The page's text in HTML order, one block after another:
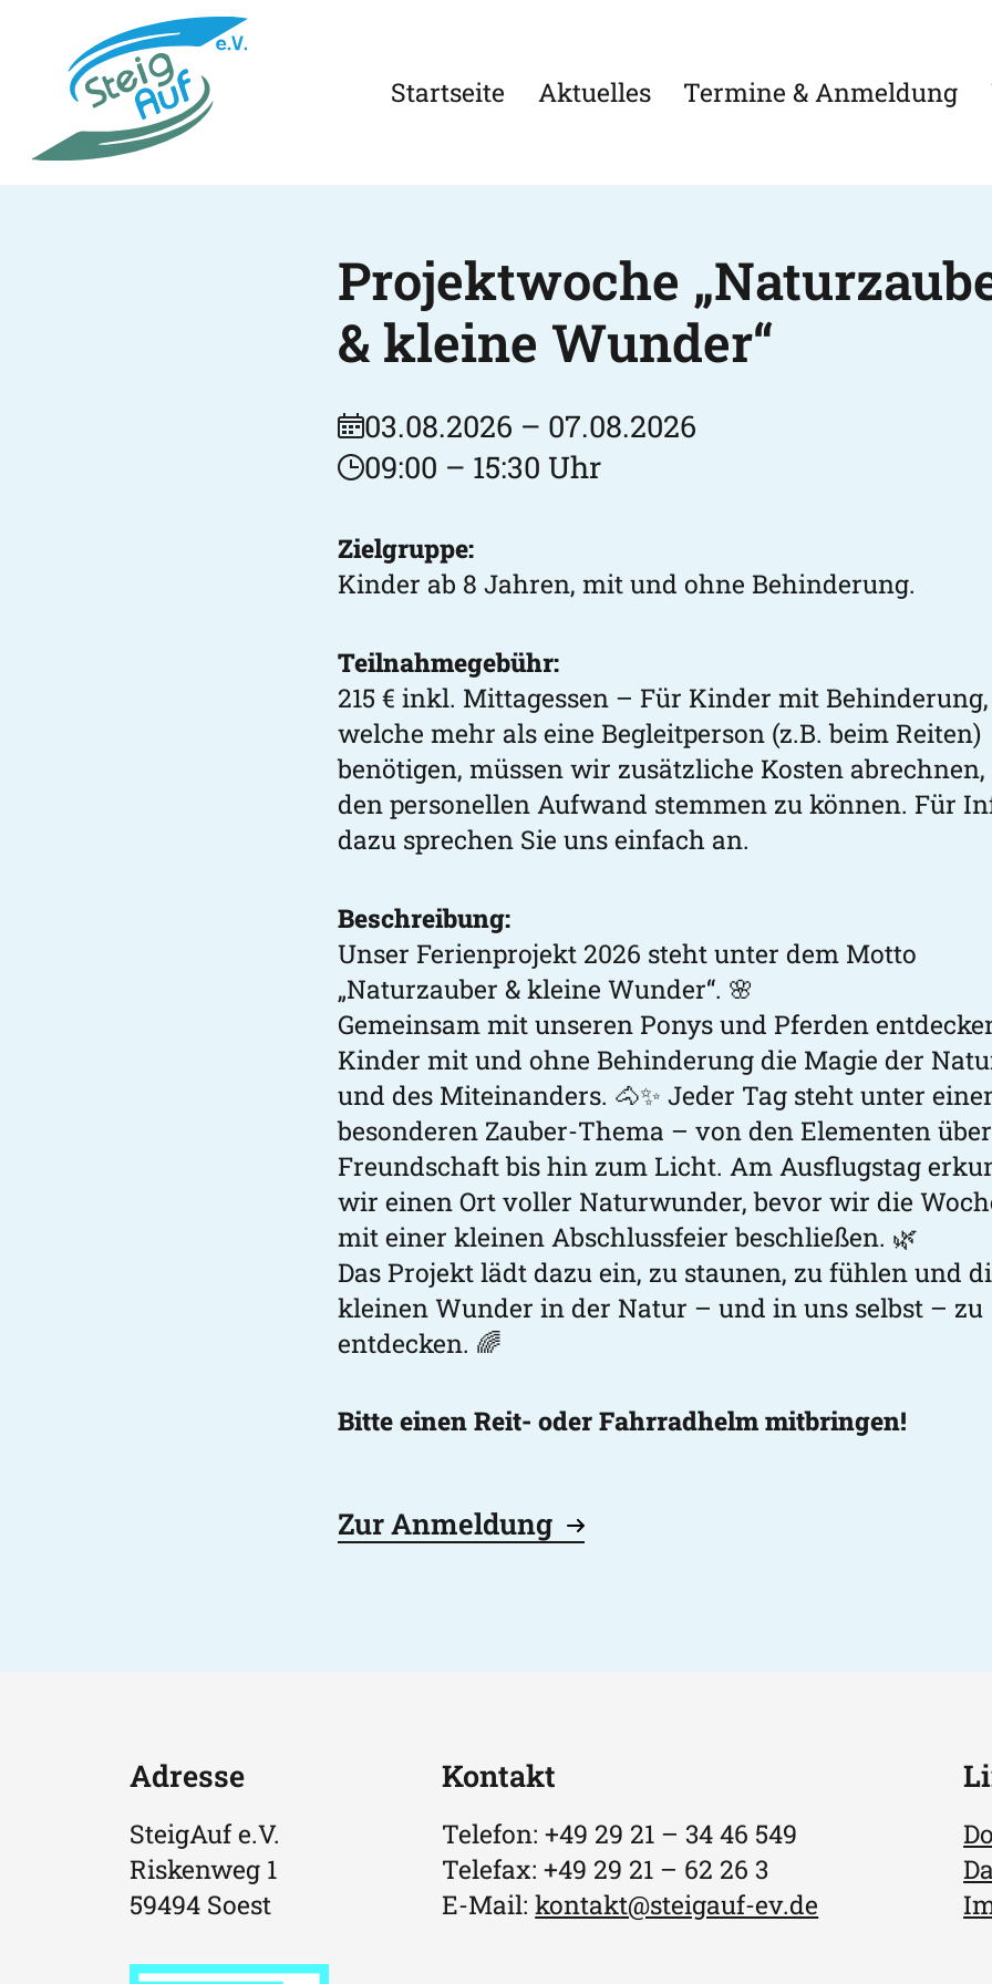
Startseite Aktuelles Termine & Anmeldung
Projektwoche
& kleine Wunder“
03.08.2026 – 07.08.2026
09:00 – 15:30 Uhr
Zielgruppe:
Kinder ab 8 Jahren, mit und ohne Behinderung.
Teilnahmegebühr:
215 € inkl. Mittagessen – Für Kinder mit Behinderung,
welche mehr als eine Begleitperson (z.B. beim Reiten)
benötigen, müssen wir zusätzliche Kosten
den personellen Aufwand stemmen zu können. Für
dazu sprechen Sie uns einfach an.
Beschreibung:
Unser Ferienprojekt 2026 steht unter dem Motto
„Naturzauber & kleine Wunder“. 🌸
Gemeinsam mit unseren Ponys und Pferden
Kinder mit und ohne Behinderung die Magie der
und des Miteinanders. 🐴✨ Jeder Tag steht unter
besonderen Zauber-Thema – von den Elementen über
Freundschaft bis hin zum Licht. Am Ausflugstag
wir einen Ort voller Naturwunder, bevor wir die
mit einer kleinen Abschlussfeier beschließen. 🌿
Das Projekt lädt dazu ein, zu staunen, zu fühlen und
kleinen Wunder in der Natur – und in uns selbst – zu
entdecken. 🌈
Bitte einen Reit- oder Fahrradhelm mitbringen!
Zur Anmeldung
Adresse
SteigAuf e.V.
Riskenweg 1
59494 Soest
Kontakt
Telefon: +49 29 21 – 34 46 549
Telefax: +49 29 21 – 62 26 3
E-Mail:kontakt@steigauf-ev.de